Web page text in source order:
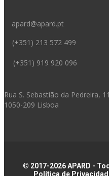
apard@apard.pt
(+351) 213 572 499
(+351) 919 920 096
Rua S. Sebastião da Pedreira,
1050-209 Lisboa
© 2017-2026 APARD -
Política de